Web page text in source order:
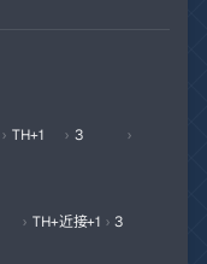
› TH+1 › 3
›
› TH+近接+1 › 3